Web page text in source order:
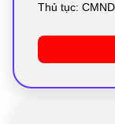
Thủ tục: